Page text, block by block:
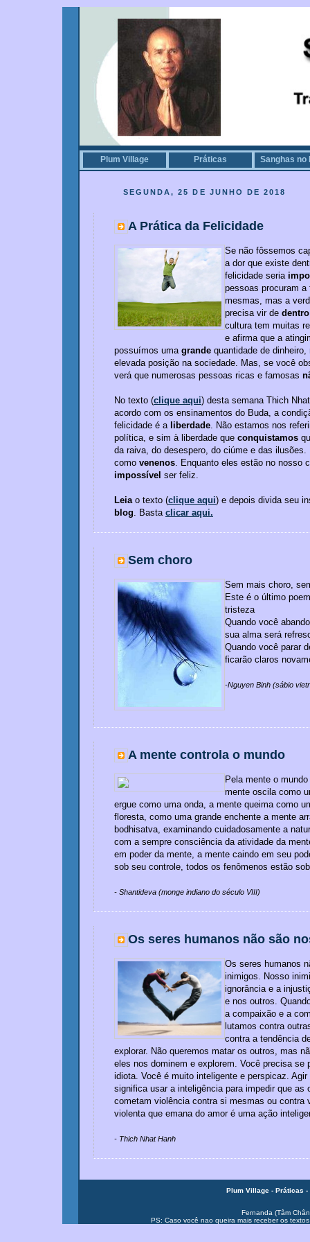
Plum Village Práticas Sanghas no
SEGUNDA, 25 DE JUNHO DE 2018
A Prática da Felicidade
Se não fôssemos
a dor que existe
felicidade seria
pessoas procuram
mesmas, mas a
precisa vir de dentro
cultura tem muitas
e afirma que a
possuímos uma grande quantidade de
elevada posição na sociedade. Mas, se você
verá que numerosas pessoas ricas e famosas
No texto (clique aqui) desta semana Thich
acordo com os ensinamentos do Buda, a
felicidade é a liberdade. Não estamos nos
política, e sim à liberdade que conquistamos
da raiva, do desespero, do ciúme e das ilusões.
como venenos. Enquanto eles estão no nosso
impossível ser feliz.
Leiao texto (clique aqui) e depois divida seu
blog. Basta clicar aqui.
Sem choro
Sem mais choro,
Este é o último
tristeza
Quando você
sua alma será
Quando você parar
ficarão claros
-Nguyen Binh (sábio
A mente controla o mundo
Pela mente o
mente oscila como
ergue como uma onda, a mente queima como
floresta, como uma grande enchente a mente
bodhisatva, examinando cuidadosamente a
com a sempre consciência da atividade da
em poder da mente, a mente caindo em seu
sob seu controle, todos os fenômenos estão
- Shantideva (monge indiano do século VIII)
Os seres humanos não são
Os seres humanos
inimigos. Nosso
ignorância e a
e nos outros.
a compaixão e a
lutamos contra
contra a tendência
explorar. Não queremos matar os outros, mas
eles nos dominem e explorem. Você precisa se
idiota. Você é muito inteligente e perspicaz.
significa usar a inteligência para impedir que as
cometam violência contra si mesmas ou contra
violenta que emana do amor é uma ação
- Thich Nhat Hanh
Plum Village - Práticas -
Fernanda (Tâm
PS: Caso você nao queira mais receber os